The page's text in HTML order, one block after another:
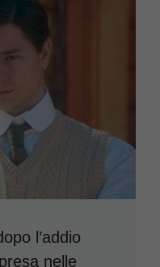
l’addio
nelle